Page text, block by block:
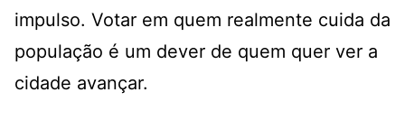
impulso. Votar em quem realmente cuida da
população é um dever de quem quer ver a
cidade avançar.